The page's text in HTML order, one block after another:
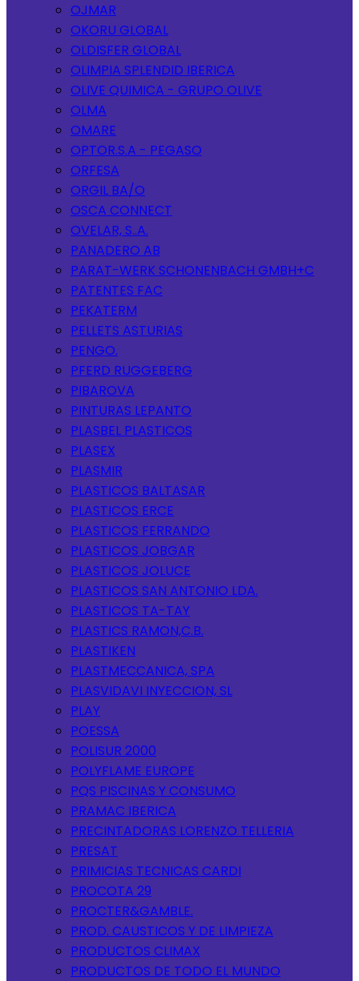
OJMAR
OKORU GLOBAL
OLDISFER GLOBAL
OLIMPIA SPLENDID IBERICA
OLIVE QUIMICA - GRUPO OLIVE
OLMA
OMARE
OPTOR.S.A - PEGASO
ORFESA
ORGIL BA/O
OSCA CONNECT
OVELAR, S..A.
PANADERO AB
PARAT-WERK SCHONENBACH GMBH+C
PATENTES FAC
PEKATERM
PELLETS ASTURIAS
PENGO.
PFERD RUGGEBERG
PIBAROVA
PINTURAS LEPANTO
PLASBEL PLASTICOS
PLASEX
PLASMIR
PLASTICOS BALTASAR
PLASTICOS ERCE
PLASTICOS FERRANDO
PLASTICOS JOBGAR
PLASTICOS JOLUCE
PLASTICOS SAN ANTONIO LDA.
PLASTICOS TA-TAY
PLASTICS RAMON,C.B.
PLASTIKEN
PLASTMECCANICA, SPA
PLASVIDAVI INYECCION, SL
PLAY
POESSA
POLISUR 2000
POLYFLAME EUROPE
PQS PISCINAS Y CONSUMO
PRAMAC IBERICA
PRECINTADORAS LORENZO TELLERIA
PRESAT
PRIMICIAS TECNICAS CARDI
PROCOTA 29
PROCTER&GAMBLE.
PROD. CAUSTICOS Y DE LIMPIEZA
PRODUCTOS CLIMAX
PRODUCTOS DE TODO EL MUNDO